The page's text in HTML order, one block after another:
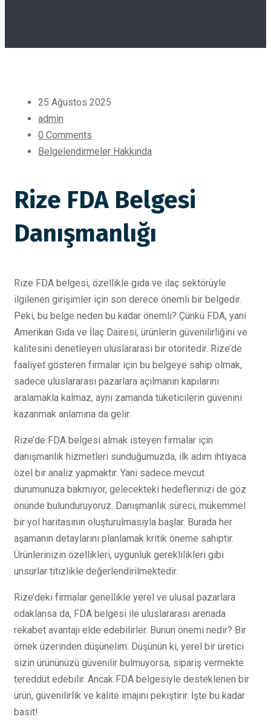
25 Ağustos 2025
admin
0 Comments
Belgelendirmeler Hakkında
Rize FDA Belgesi
Danışmanlığı
Rize FDA belgesi, özellikle gıda ve ilaç sektörüyle
ilgilenen girişimler için son derece önemli bir belgedir.
Peki, bu belge neden bu kadar önemli? Çünkü FDA, yani
Amerikan Gıda ve İlaç Dairesi, ürünlerin güvenilirliğini ve
kalitesini denetleyen uluslararası bir otoritedir. Rize’de
faaliyet gösteren firmalar için bu belgeye sahip olmak,
sadece uluslararası pazarlara açılmanın kapılarını
aralamakla kalmaz, aynı zamanda tüketicilerin güvenini
kazanmak anlamına da gelir.
Rize’de FDA belgesi almak isteyen firmalar için
danışmanlık hizmetleri sunduğumuzda, ilk adım ihtiyaca
özel bir analiz yapmaktır. Yani sadece mevcut
durumunuza bakmıyor, gelecekteki hedeflerinizi de göz
önünde bulunduruyoruz. Danışmanlık süreci, mükemmel
bir yol haritasının oluşturulmasıyla başlar. Burada her
aşamanın detaylarını planlamak kritik öneme sahiptir.
Ürünlerinizin özellikleri, uygunluk gereklilikleri gibi
unsurlar titizlikle değerlendirilmektedir.
Rize’deki firmalar genellikle yerel ve ulusal pazarlara
odaklansa da, FDA belgesi ile uluslararası arenada
rekabet avantajı elde edebilirler. Bunun önemi nedir? Bir
örnek üzerinden düşünelim: Düşünün ki, yerel bir üretici
sizin ürününüzü güvenilir bulmuyorsa, sipariş vermekte
tereddüt edebilir. Ancak FDA belgesiyle desteklenen bir
ürün, güvenilirlik ve kalite imajını pekiştirir. İşte bu kadar
basit!